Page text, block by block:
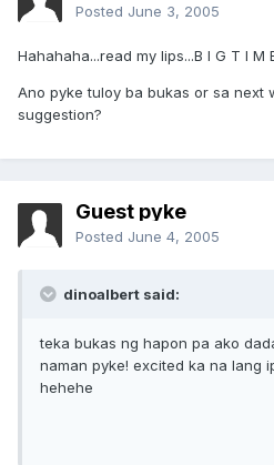
Posted June 3, 2005
Hahahaha...read my lips...B I G T I M
Ano pyke tuloy ba bukas or sa next
suggestion?
Guest pyke
Posted June 4, 2005
dinoalbert said:
teka bukas ng hapon pa ako
naman pyke! excited ka na lang
hehehe